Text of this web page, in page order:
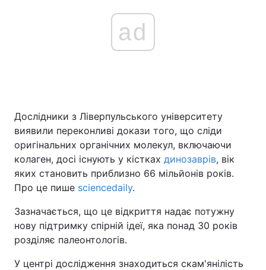
ad
Дослідники з Ліверпульського університету
виявили переконливі докази того, що сліди
оригінальних органічних молекул, включаючи
колаген, досі існують у кістках динозаврів, вік
яких становить приблизно 66 мільйонів років.
Про це пише sciencedaily.
Зазначається, що це відкриття надає потужну
нову підтримку спірній ідеї, яка понад 30 років
розділяє палеонтологів.
У центрі дослідження знаходиться скам'янілість